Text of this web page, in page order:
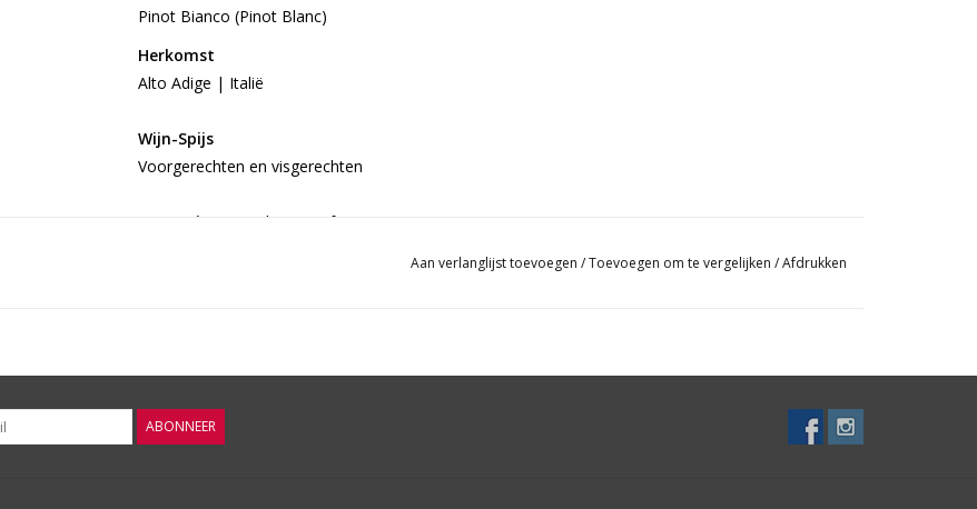
Pinot Bianco (Pinot Blanc)
Herkomst
Alto Adige | Italië
Wijn-Spijs
Voorgerechten en visgerechten
Gratis
verzending vanaf €50
Op werkdagen voor 16:00 besteld, volgende dag in huis
Aan verlanglijst toevoegen /Toevoegen om te vergelijken /Afdrukken
ABONNEER